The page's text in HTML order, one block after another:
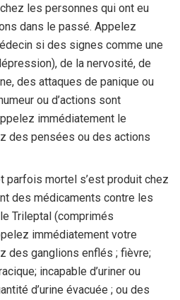
les personnes qui ont eu
dans le passé. Appelez
si des signes comme une
de la nervosité, de
des attaques de panique ou
ou d’actions sont
immédiatement le
des pensées ou des actions
parfois mortel s’est produit chez
des médicaments contre les
Trileptal (comprimés
immédiatement votre
des ganglions enflés ; fièvre;
incapable d’uriner ou
d’urine évacuée ; ou des